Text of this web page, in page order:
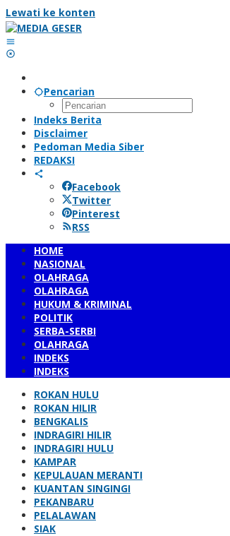
Lewati ke konten
Pencarian
Indeks Berita
Disclaimer
Pedoman Media Siber
REDAKSI
Facebook
Twitter
Pinterest
RSS
HOME
NASIONAL
OLAHRAGA
OLAHRAGA
HUKUM & KRIMINAL
POLITIK
SERBA-SERBI
OLAHRAGA
INDEKS
INDEKS
ROKAN HULU
ROKAN HILIR
BENGKALIS
INDRAGIRI HILIR
INDRAGIRI HULU
KAMPAR
KEPULAUAN MERANTI
KUANTAN SINGINGI
PEKANBARU
PELALAWAN
SIAK